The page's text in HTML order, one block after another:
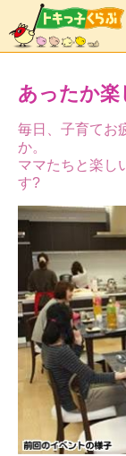
あったか楽
毎日、子育てお
か。
ママたちと楽し
す?